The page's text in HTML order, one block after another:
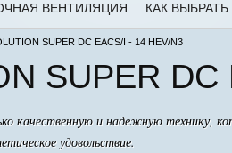
ВЕНТИЛЯЦИЯ КАК
SUPER DC EACS/I - 14 HEV/N3
SUPER
качественную и надежную
удовольствие.